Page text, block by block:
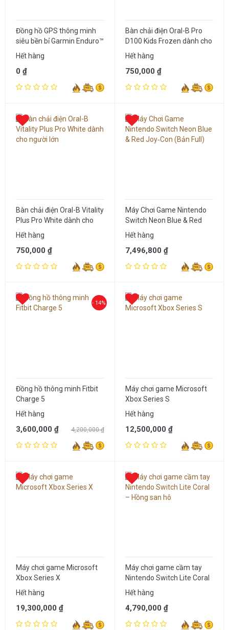
Đồng hồ GPS thông minh
siêu bền bỉ Garmin Enduro™
2
Hết hàng
0 ₫
Bàn chải điện Oral-B Pro
D100 Kids Frozen dành cho
trẻ em
Hết hàng
750,000 ₫
Bàn chải điện Oral-B Vitality
Plus Pro White dành cho
người lớn
Hết hàng
750,000 ₫
Máy Chơi Game Nintendo
Switch Neon Blue & Red
Joy‑Con (Bản Full)
Hết hàng
7,496,800 ₫
- 14%
Đồng hồ thông minh Fitbit
Charge 5
Hết hàng
3,600,000 ₫ 4,200,000 ₫
Máy chơi game Microsoft
Xbox Series S
Hết hàng
12,500,000 ₫
Máy chơi game Microsoft
Xbox Series X
Hết hàng
19,300,000 ₫
Máy chơi game cầm tay
Nintendo Switch Lite Coral
– Hồng san hô
Hết hàng
4,790,000 ₫